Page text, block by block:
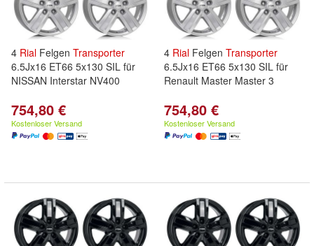
4 Rial Felgen Transporter
6.5Jx16 ET66 5x130 SIL für
NISSAN Interstar NV400
754,80 €
Kostenloser Versand
4 Rial Felgen Transporter
6.5Jx16 ET66 5x130 SIL für
Renault Master Master 3
754,80 €
Kostenloser Versand